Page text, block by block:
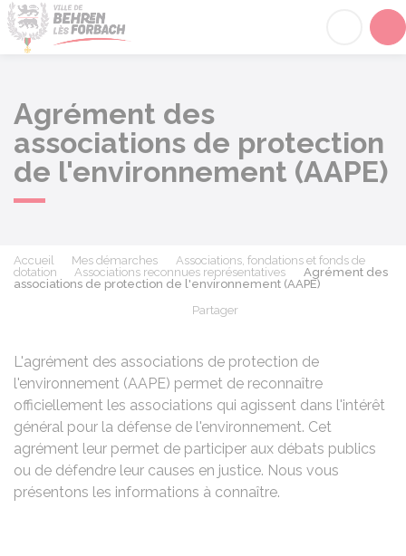
Agrément des
associations de protection
de l'environnement (AAPE)
Accueil Mes démarches
Associations, fondations et fonds de
dotation
Associations reconnues représentatives
Agrément des
associations de protection de l'environnement (AAPE)
Partager
L'agrément des associations de protection de
l'environnement (AAPE) permet de reconnaître
officiellement les associations qui agissent dans l'intérêt
général pour la défense de l'environnement. Cet
agrément leur permet de participer aux débats publics
ou de défendre leur causes en justice. Nous vous
présentons les informations à connaître.